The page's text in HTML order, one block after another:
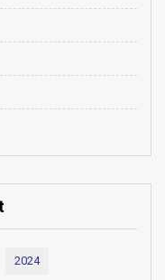
2024